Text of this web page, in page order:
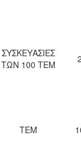
ΣΥΣΚΕΥΑΣΙΕΣ
ΤΩΝ 100 ΤΕΜ
ΤΕΜ